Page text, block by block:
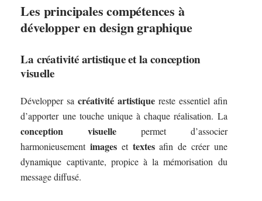
Les principales compétences à
développer en design graphique
La créativité artistique et la conception
visuelle
Développer sacréativité artistique reste essentiel afin
d’apporter une touche unique à chaque réalisation. La
conception visuelle permet d’associer
harmonieusementimages et textesafin de créer une
dynamique captivante, propice à la mémorisation du
message diffusé.